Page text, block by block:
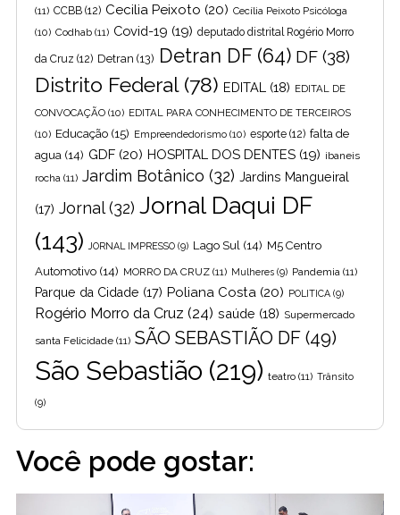
(11) CCBB (12) Cecilia Peixoto (20) Cecília Peixoto Psicóloga
(10) Codhab (11) Covid-19 (19) deputado distrital Rogério Morro
da Cruz (12) Detran (13) Detran DF(64) DF (38)
Distrito Federal(78) EDITAL (18) EDITAL DE
CONVOCAÇÃO (10) EDITAL PARA CONHECIMENTO DE TERCEIROS
(10) Educação (15) Empreendedorismo (10) esporte (12) falta de
agua (14) GDF (20) HOSPITAL DOS DENTES (19) ibaneis
rocha (11) Jardim Botânico (32) Jardins Mangueiral
(17) Jornal(32) Jornal Daqui DF
(143)
JORNAL IMPRESSO (9) Lago Sul (14) M5 Centro
Automotivo (14) MORRO DA CRUZ (11) Mulheres (9) Pandemia (11)
Parque da Cidade (17) Poliana Costa (20) POLITICA (9)
Rogério Morro da Cruz (24) saúde (18) Supermercado
santa Felicidade (11) SÃO SEBASTIÃO DF (49)
São Sebastião (219) teatro (11) Trânsito
(9)
Você pode gostar: